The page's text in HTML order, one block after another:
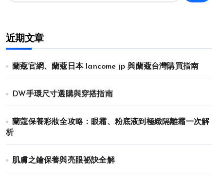
近期文章
蘭蔻官網、蘭蔻日本 lancome jp 與蘭蔻台灣購買指南
DW手環尺寸選購與穿搭指南
蘭蔻保養彩妝全攻略：眼霜、粉底液到極緻隔離霜一次解
析
肌膚之鑰保養與亮眼祕訣全解